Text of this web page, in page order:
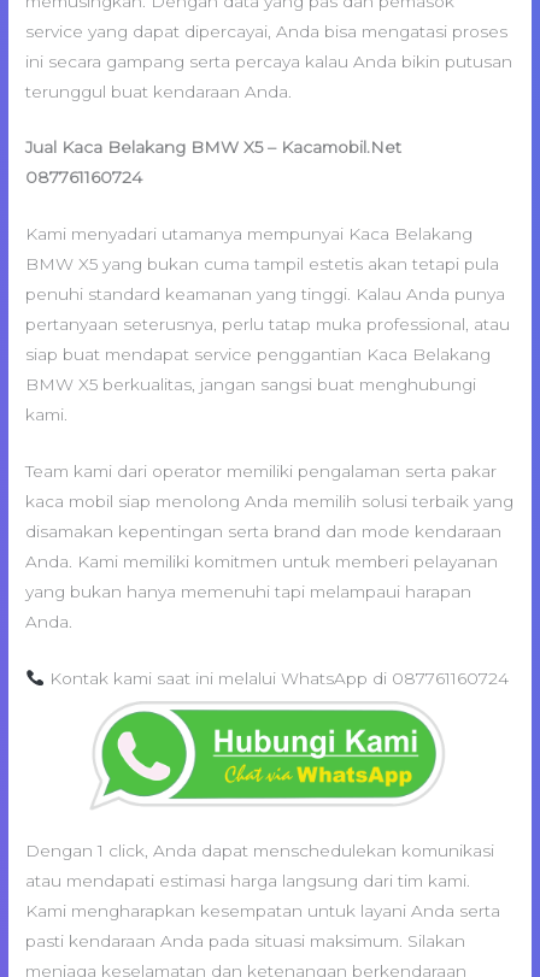
service yang dapat dipercayai, Anda bisa mengatasi proses
ini secara gampang serta percaya kalau Anda bikin putusan
terunggul buat kendaraan Anda.
Jual Kaca Belakang BMW X5 – Kacamobil.Net
087761160724
Kami menyadari utamanya mempunyai Kaca Belakang
BMW X5 yang bukan cuma tampil estetis akan tetapi pula
penuhi standard keamanan yang tinggi. Kalau Anda punya
pertanyaan seterusnya, perlu tatap muka professional, atau
siap buat mendapat service penggantian Kaca Belakang
BMW X5 berkualitas, jangan sangsi buat menghubungi
kami.
Team kami dari operator memiliki pengalaman serta pakar
kaca mobil siap menolong Anda memilih solusi terbaik yang
disamakan kepentingan serta brand dan mode kendaraan
Anda. Kami memiliki komitmen untuk memberi pelayanan
yang bukan hanya memenuhi tapi melampaui harapan
Anda.
Kontak kami saat ini melalui WhatsApp di 087761160724
Dengan 1 click, Anda dapat menschedulekan komunikasi
atau mendapati estimasi harga langsung dari tim kami.
Kami mengharapkan kesempatan untuk layani Anda serta
pasti kendaraan Anda pada situasi maksimum. Silakan
menjaga keselamatan dan ketenangan berkendaraan